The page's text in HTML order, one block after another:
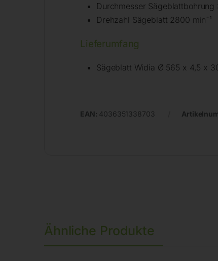
Durchmesser Sägeblattbohrung
Drehzahl Sägeblatt 2800 min¯¹
Lieferumfang
Sägeblatt Widia Ø 565 x 4,5 x
EAN: 4036351338703
Ähnliche Produkte